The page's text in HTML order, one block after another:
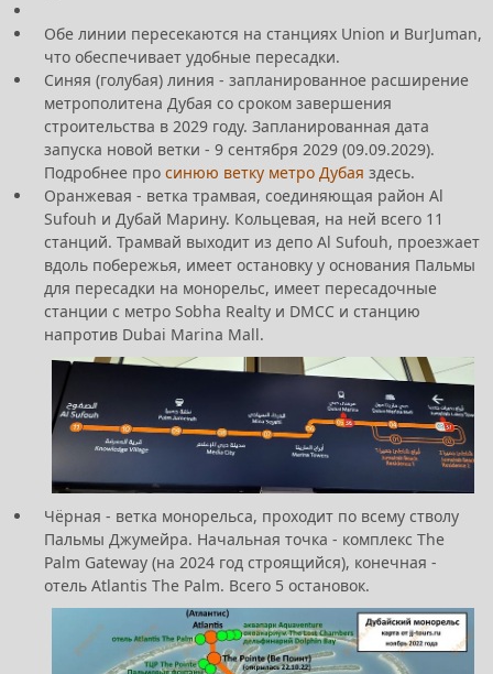
Обе линии пересекаются на станциях Union и BurJuman,
что обеспечивает удобные пересадки.
Синяя (голубая) линия - запланированное расширение
метрополитена Дубая со сроком завершения
строительства в 2029 году. Запланированная дата
запуска новой ветки - 9 сентября 2029 (09.09.2029).
Подробнее про синюю ветку метро Дубая здесь.
Оранжевая - ветка трамвая, соединяющая район Al
Sufouh и Дубай Марину. Кольцевая, на ней всего 11
станций. Трамвай выходит из депо Al Sufouh, проезжает
вдоль побережья, имеет остановку у основания Пальмы
для пересадки на монорельс, имеет пересадочные
станции с метро Sobha Realty и DMCC и станцию
напротив Dubai Marina Mall.
Чёрная - ветка монорельса, проходит по всему стволу
Пальмы Джумейра. Начальная точка - комплекс The
Palm Gateway (на 2024 год строящийся), конечная -
отель Atlantis The Palm. Всего 5 остановок.